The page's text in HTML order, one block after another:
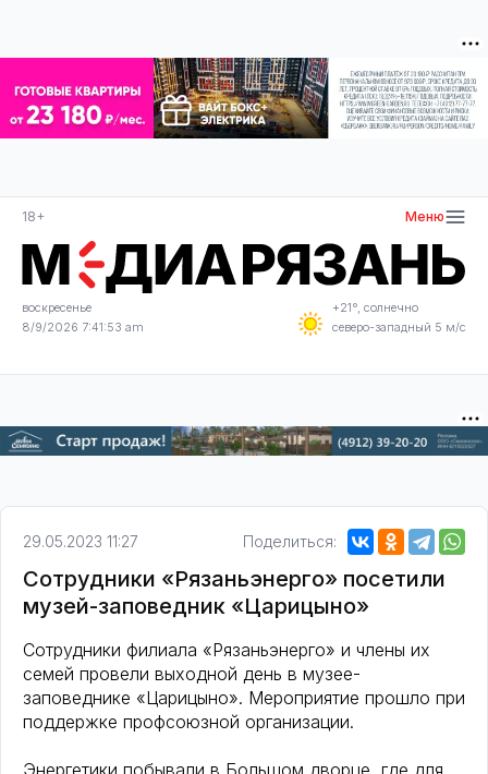
18+ Меню
воскресенье
8/9/2026 7:41:53 am
+21°, солнечно
северо-западный 5 м/с
29.05.2023 11:27 Поделиться:
Сотрудники «Рязаньэнерго» посетили
музей-заповедник «Царицыно»
Сотрудники филиала «Рязаньэнерго» и члены их
семей провели выходной день в музее-
заповеднике «Царицыно». Мероприятие прошло при
поддержке профсоюзной организации.